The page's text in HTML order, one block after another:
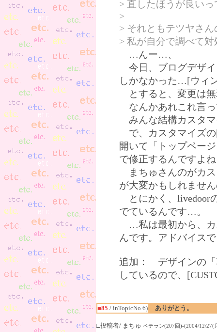
> 直したほうが良い
>
> それともテツヤさ
> 私が自分で調べて
…んー…、
今日、ブログデザイ
しかなかった…[ウィ
とすると、変更は
なんかあれこれ言
みんな結構カスタ
で、カスタマイズの
開いて「トップペー
で修正するんですよ
まちゅさんのがカス
が大変かもしれませ
とにかく、livedoor
でているんです…。
…私は最初から、カ
んです。アドバイス
追加： デザインの「
しているので、
■85 / inTopicNo.6) ありがとう。
□投稿者/ まちゅ ベテラン(207回)-(2004/12/27(